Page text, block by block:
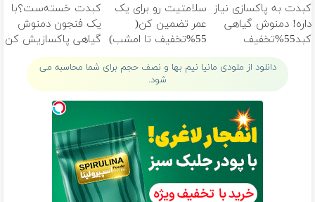
کبدت به پاکسازی نیاز
داره! دمنوش گیاهی
کبد55%تخفیف
سلامتیت رو برای یک
عمر تضمین کن(
55%تخفیف تا امشب)
کبدت خسته‌ست؟با
یک فنجون دمنوش
گیاهی پاکسازیش کن
دانلود از ملودی مانیا نیم بها و نصف حجم برای شما محاسبه می
شود.